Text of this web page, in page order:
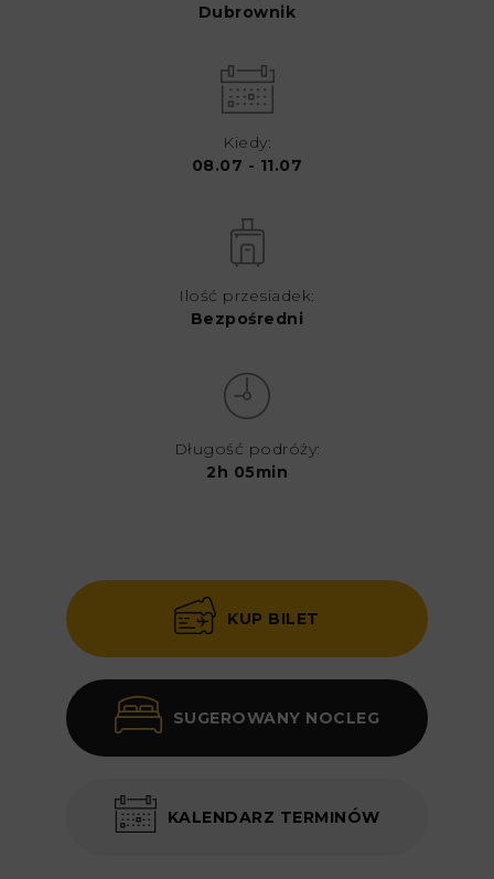
Dubrownik
Kiedy:
08.07 - 11.07
Ilość przesiadek:
Bezpośredni
Długość podróży:
2h 05min
KUP BILET
SUGEROWANY NOCLEG
KALENDARZ TERMINÓW